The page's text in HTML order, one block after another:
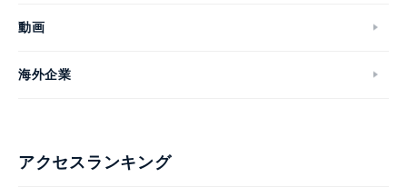
動画
海外企業
アクセスランキング